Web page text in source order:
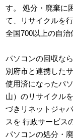
す。
処分・廃棄に
て、リサイクルを
全国700以上の自治
パソコンの回収なら
別府市と連携した
使用済になったパ
山）のリサイクル
づきリネットジャ
スを 行政サービス
パソコンの処分・